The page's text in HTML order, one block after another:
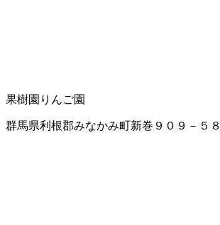
果樹園 りんご園
群馬県利根郡みなかみ町新巻９０９－５８